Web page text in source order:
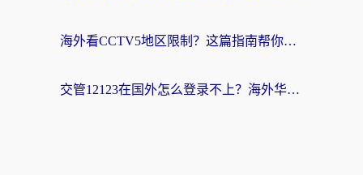
海外看CCTV5地区限制？这篇指南帮你流畅看欧洲杯、NBA还听中文解说
交管12123在国外怎么登录不上？海外华人必看的回国加速器选择指南